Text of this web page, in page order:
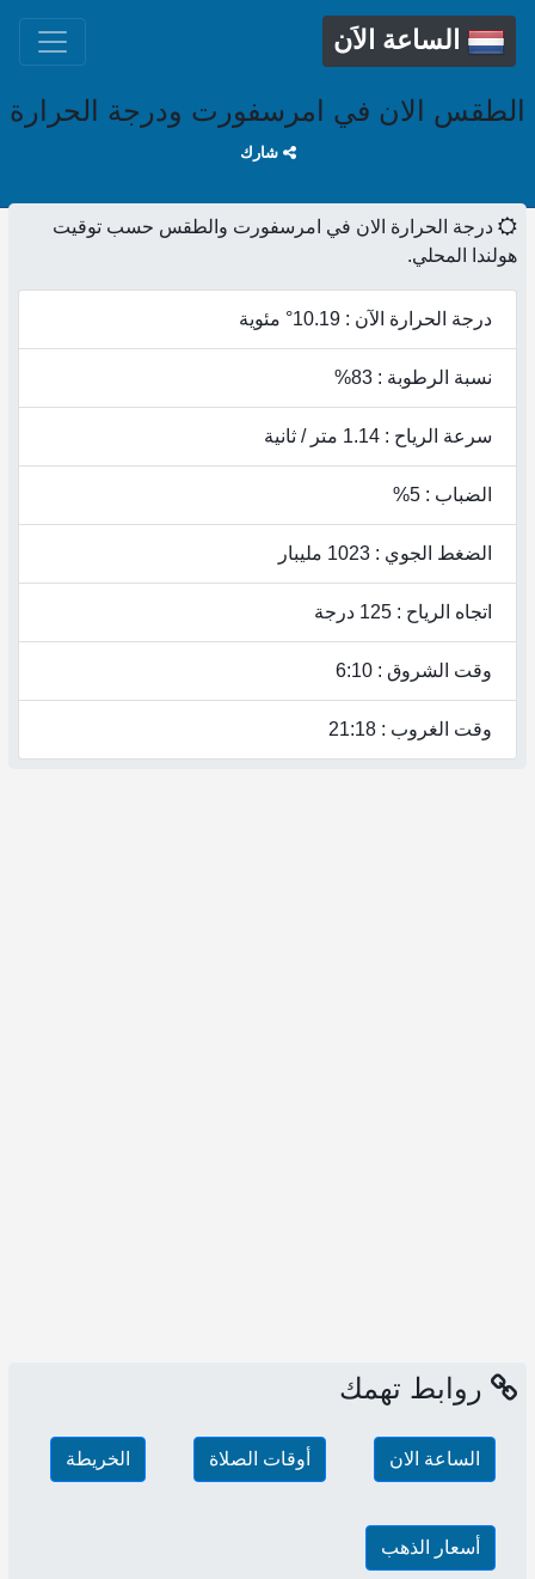
الساعة الاَن
الطقس الان في امرسفورت ودرجة الحرارة
شارك
درجة الحرارة الان في امرسفورت والطقس حسب توقيت
هولندا المحلي.
درجة الحرارة الآن : 10.19° مئوية
نسبة الرطوبة : 83%
سرعة الرياح : 1.14 متر / ثانية
الضباب : 5%
الضغط الجوي : 1023 مليبار
اتجاه الرياح : 125 درجة
وقت الشروق : 6:10
وقت الغروب : 21:18
روابط تهمك
الساعة الان أوقات الصلاة الخريطة
أسعار الذهب